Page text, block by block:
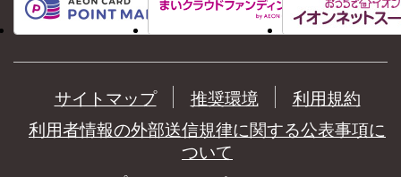
サイトマップ 推奨環境
利用規約
利用者情報の外部送信規律に関する公表事項に
ついて